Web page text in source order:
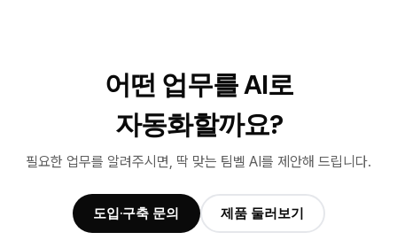
어떤 업무를 AI로
자동화할까요?
필요한 업무를 알려주시면, 딱 맞는 팀벨 AI를 제안해 드립니다.
도입·구축 문의 제품 둘러보기